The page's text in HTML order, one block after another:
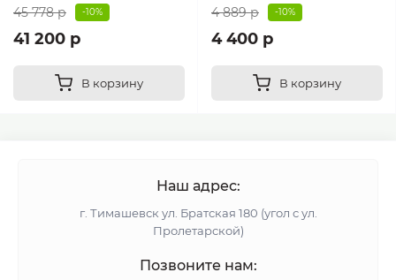
45 778 р -10%
41 200 р
В корзину
4 889 р -10%
4 400 р
В корзину
Наш адрес:
г. Тимашевск ул. Братская 180 (угол с ул.
Пролетарской)
Позвоните нам: